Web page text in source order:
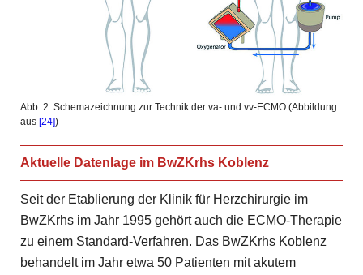
Abb. 2: Schemazeichnung zur Technik der va- und vv-ECMO (Abbildung
aus [24])
Aktuelle Datenlage im BwZKrhs Koblenz
Seit der Etablierung der Klinik für Herzchirurgie im
BwZKrhs im Jahr 1995 gehört auch die ECMO-Therapie
zu einem Standard-Verfahren. Das BwZKrhs Koblenz
behandelt im Jahr etwa 50 Patienten mit akutem